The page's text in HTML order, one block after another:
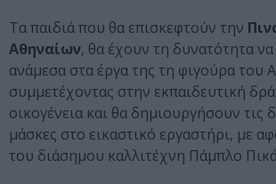
Τα παιδιά που θα επισκεφτούν την
Αθηναίων, θα έχουν τη δυνατότητα
ανάμεσα στα έργα της τη φιγούρα του
συμμετέχοντας στην εκπαιδευτική
οικογένεια και θα δημιουργήσουν τις
μάσκες στο εικαστικό εργαστήρι, με
του διάσημου καλλιτέχνη Πάμπλο